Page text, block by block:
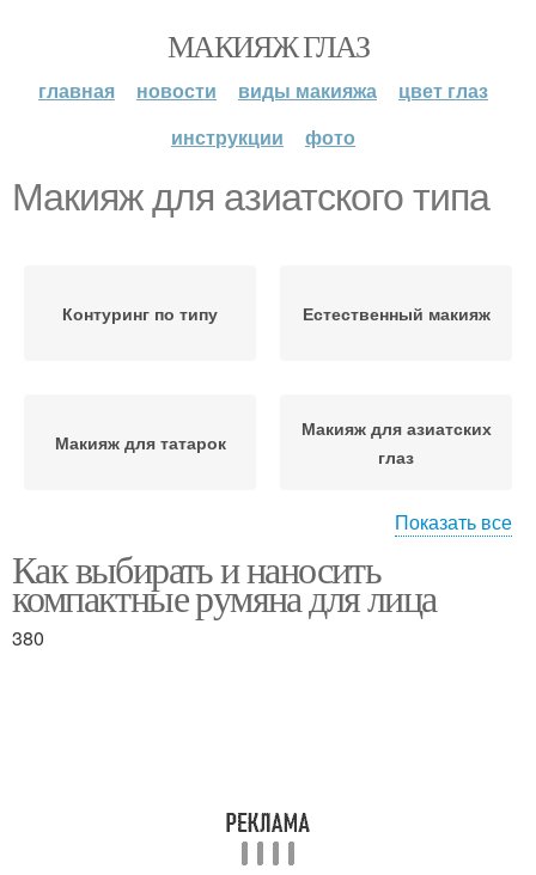
МАКИЯЖ ГЛАЗ
главная новости виды макияжа
цвет глаз
инструкции
фото
Макияж для азиатского типа
Контуринг по типу Естественный макияж
Макияж для татарок
Макияж для азиатских
глаз
Женский макияж
внешности
Показать все
Как выбирать и наносить
компактные румяна для лица
380